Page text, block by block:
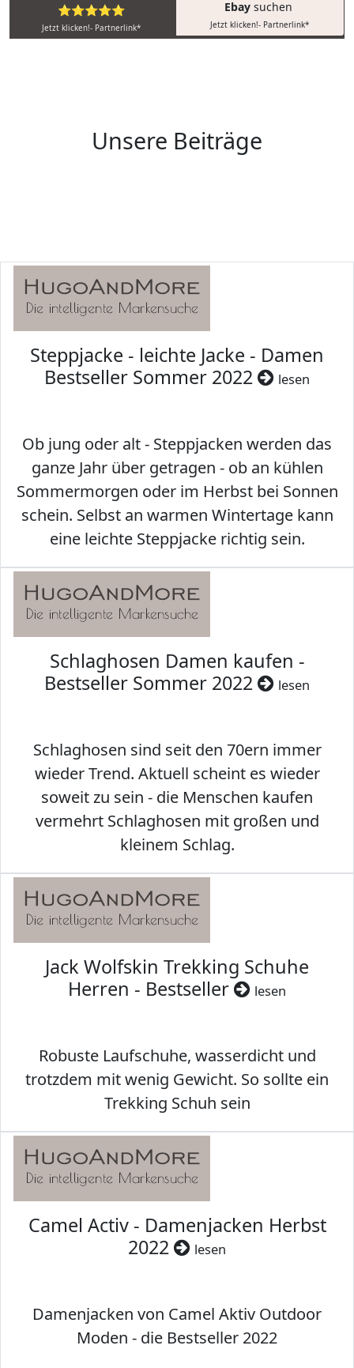
⭐⭐⭐⭐⭐
Jetzt klicken!- Partnerlink*
Ebay suchen
Jetzt klicken!- Partnerlink*
Unsere Beiträge
Steppjacke - leichte Jacke - Damen
Bestseller Sommer 2022
lesen
Ob jung oder alt - Steppjacken werden das
ganze Jahr über getragen - ob an kühlen
Sommermorgen oder im Herbst bei Sonnen
schein. Selbst an warmen Wintertage kann
eine leichte Steppjacke richtig sein.
Schlaghosen Damen kaufen -
Bestseller Sommer 2022
lesen
Schlaghosen sind seit den 70ern immer
wieder Trend. Aktuell scheint es wieder
soweit zu sein - die Menschen kaufen
vermehrt Schlaghosen mit großen und
kleinem Schlag.
Jack Wolfskin Trekking Schuhe
Herren - Bestseller
lesen
Robuste Laufschuhe, wasserdicht und
trotzdem mit wenig Gewicht. So sollte ein
Trekking Schuh sein
Camel Activ - Damenjacken Herbst
2022
lesen
Damenjacken von Camel Aktiv Outdoor
Moden - die Bestseller 2022